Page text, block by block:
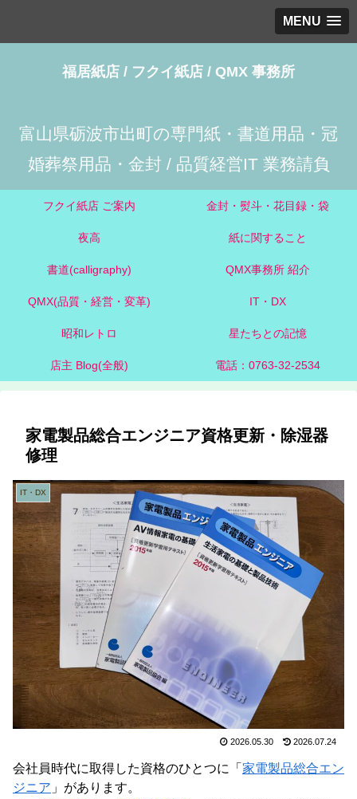
MENU
福居紙店 / フクイ紙店 / QMX 事務所
富山県砺波市出町の専門紙・書道用品・冠
婚葬祭用品・金封 / 品質経営IT 業務請負
フクイ紙店 ご案内 金封・熨斗・花目録・袋
夜高 紙に関すること
書道(calligraphy) QMX事務所 紹介
QMX(品質・経営・変革) IT・DX
昭和レトロ 星たちとの記憶
店主 Blog(全般) 電話：0763-32-2534
家電製品総合エンジニア資格更新・除湿器
修理
IT・DX
2026.05.30 2026.07.24
会社員時代に取得した資格のひとつに「 家電製品総合エン
ジニア 」があります。